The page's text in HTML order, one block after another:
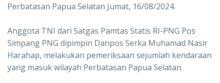
Perbatasan Papua Selatan Jumat, 16/08/2024.
Anggota TNI dari Satgas Pamtas Statis RI-PNG Pos
Simpang PNG dipimpin Danpos Serka Muhamad Nasir
Harahap, melakukan pemeriksaan sejumlah kendaraan
yang masuk wilayah Perbatasan Papua Selatan.